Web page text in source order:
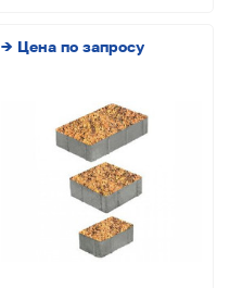
→ Цена по запросу